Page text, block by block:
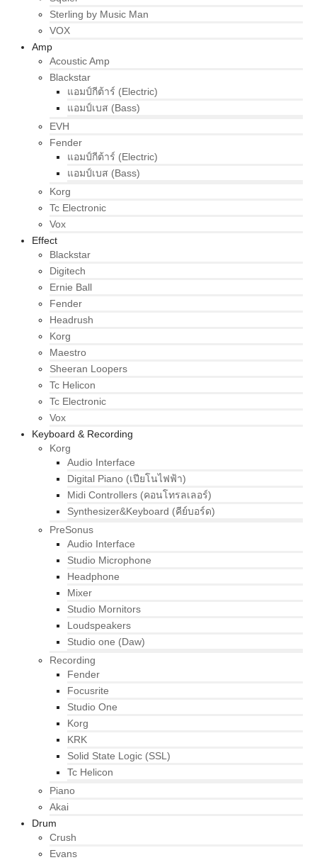
Sterling by Music Man
VOX
Amp
Acoustic Amp
Blackstar
แอมป์กีต้าร์ (Electric)
แอมป์เบส (Bass)
EVH
Fender
แอมป์กีต้าร์ (Electric)
แอมป์เบส (Bass)
Korg
Tc Electronic
Vox
Effect
Blackstar
Digitech
Ernie Ball
Fender
Headrush
Korg
Maestro
Sheeran Loopers
Tc Helicon
Tc Electronic
Vox
Keyboard & Recording
Korg
Audio Interface
Digital Piano (เปียโนไฟฟ้า)
Midi Controllers (คอนโทรลเลอร์)
Synthesizer&Keyboard (คีย์บอร์ด)
PreSonus
Audio Interface
Studio Microphone
Headphone
Mixer
Studio Mornitors
Loudspeakers
Studio one (Daw)
Recording
Fender
Focusrite
Studio One
Korg
KRK
Solid State Logic (SSL)
Tc Helicon
Piano
Akai
Drum
Crush
Evans